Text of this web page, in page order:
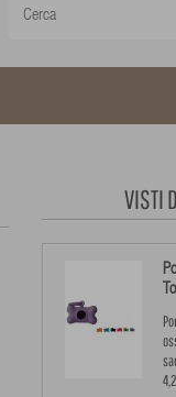
VISTI
4,2.